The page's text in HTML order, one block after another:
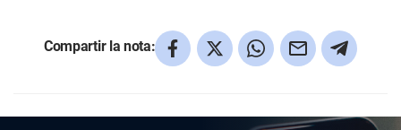
Compartir la nota: